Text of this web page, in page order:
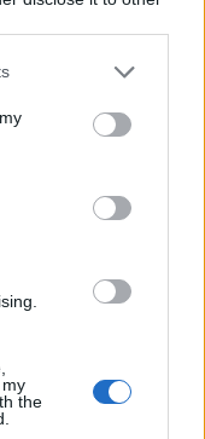
or more Google
You may click to
party tags to
in below Google
the